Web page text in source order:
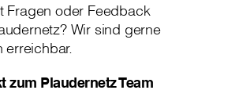
Fragen oder Feedback
Wir sind gerne
erreichbar.
zum Plaudernetz Team